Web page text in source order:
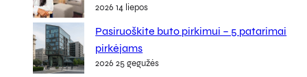
2026 14 liepos
Pasiruoškite buto pirkimui – 5 patarimai
pirkėjams
2026 25 gegužės